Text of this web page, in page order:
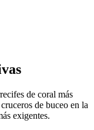
de coral más
de buceo en la
exigentes.